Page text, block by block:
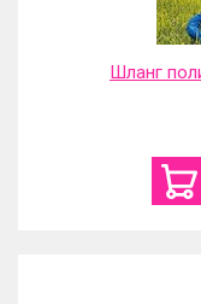
Шланг